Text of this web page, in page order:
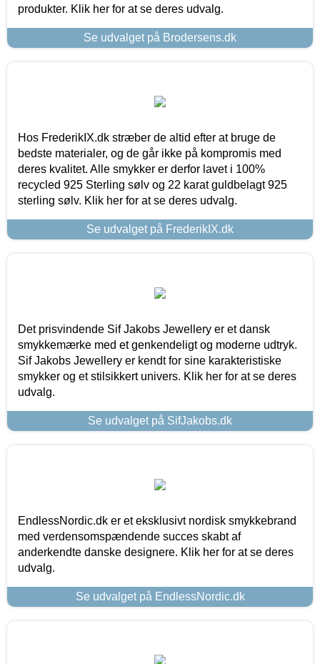
produkter. Klik her for at se deres udvalg.
Se udvalget på Brodersens.dk
Hos FrederikIX.dk stræber de altid efter at bruge de
bedste materialer, og de går ikke på kompromis med
deres kvalitet. Alle smykker er derfor lavet i 100%
recycled 925 Sterling sølv og 22 karat guldbelagt 925
sterling sølv. Klik her for at se deres udvalg.
Se udvalget på FrederikIX.dk
Det prisvindende Sif Jakobs Jewellery er et dansk
smykkemærke med et genkendeligt og moderne udtryk.
Sif Jakobs Jewellery er kendt for sine karakteristiske
smykker og et stilsikkert univers. Klik her for at se deres
udvalg.
Se udvalget på SifJakobs.dk
EndlessNordic.dk er et eksklusivt nordisk smykkebrand
med verdensomspændende succes skabt af
anderkendte danske designere. Klik her for at se deres
udvalg.
Se udvalget på EndlessNordic.dk